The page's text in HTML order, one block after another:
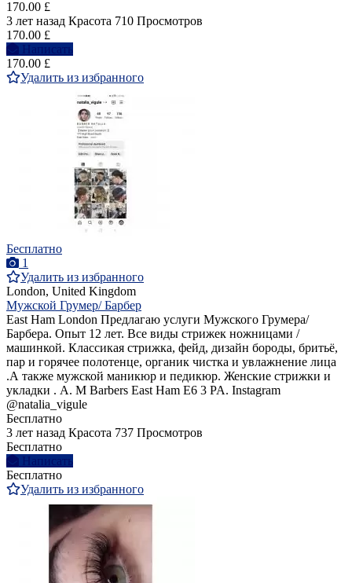
170.00 £
3 лет назад Красота 710 Просмотров
170.00 £
Написать
170.00 £
Удалить из избранного
Бесплатно
1
Удалить из избранного
London, United Kingdom
Мужской Грумер/ Барбер
East Ham London Предлагаю услуги Мужского Грумера/
Барбера. Опыт 12 лет. Все виды стрижек ножницами /
машинкой. Классикая стрижка, фейд, дизайн бороды, бритьё,
пар и горячее полотенце, органик чистка и увлажнение лица
.А также мужской маникюр и педикюр. Женские стрижки и
укладки . A. M Barbers East Ham E6 3 PA. Instagram
@natalia_vigule
Бесплатно
3 лет назад Красота 737 Просмотров
Бесплатно
Написать
Бесплатно
Удалить из избранного